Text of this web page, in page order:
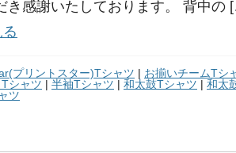
き感謝いたしております。 背中の
プリントスター)Tシャツ | お揃いチームTシ
Tシャツ | 半袖Tシャツ | 和太鼓Tシャツ | 和太
ツ